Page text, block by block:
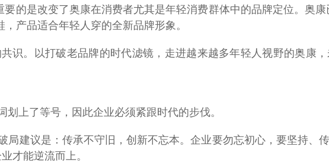
的是改变了奥康在消费者尤其是年轻消费群体中的品牌定位。奥
产品适合年轻人穿的全新品牌形象。
识。以打破老品牌的时代滤镜，走进越来越多年轻人视野的奥康
上了等号，因此企业必须紧跟时代的步伐。
建议是：传承不守旧，创新不忘本。企业要勿忘初心，要坚持、
才能逆流而上。